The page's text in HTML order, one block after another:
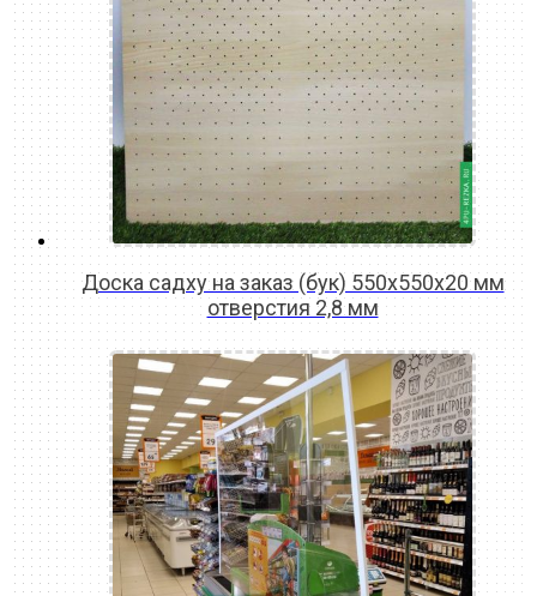
Доска садху на заказ (бук) 550х550х20 мм
отверстия 2,8 мм
READ MORE